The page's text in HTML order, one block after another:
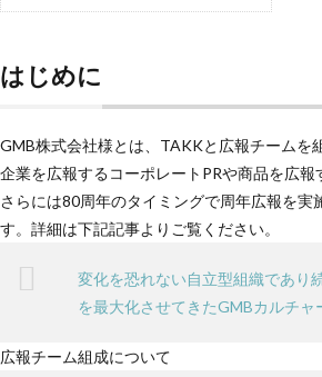
はじめに
GMB株式会社様とは、TAKKと広報チームを
企業を広報するコーポレートPRや商品を広報
さらには80周年のタイミングで周年広報を実
す。詳細は下記記事よりご覧ください。
変化を恐れない自立型組織であり
を最大化させてきたGMBカルチャ
広報チーム組成について